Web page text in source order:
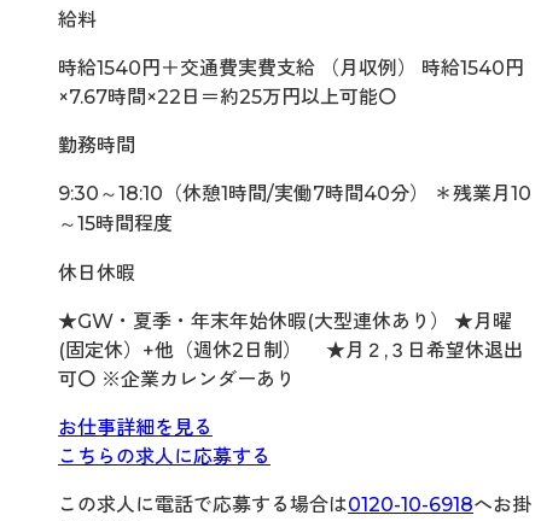
給料
時給1540円＋交通費実費支給 （月収例） 時給1540円
×7.67時間×22日＝約25万円以上可能〇
勤務時間
9:30～18:10（休憩1時間/実働7時間40分） ＊残業月10
～15時間程度
休日休暇
★GW・夏季・年末年始休暇(大型連休あり） ★月曜
(固定休）+他（週休2日制） ★月２,３日希望休退出
可〇 ※企業カレンダーあり
お仕事詳細を見る
こちらの求人に応募する
この求人に電話で応募する場合は0120-10-6918へお掛